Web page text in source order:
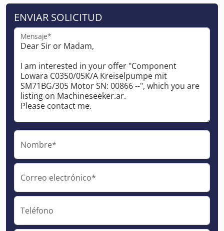
ENVIAR SOLICITUD
Mensaje*
Nombre*
Correo electrónico*
Teléfono